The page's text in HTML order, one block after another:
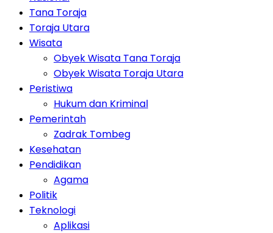
Tana Toraja
Toraja Utara
Wisata
Obyek Wisata Tana Toraja
Obyek Wisata Toraja Utara
Peristiwa
Hukum dan Kriminal
Pemerintah
Zadrak Tombeg
Kesehatan
Pendidikan
Agama
Politik
Teknologi
Aplikasi